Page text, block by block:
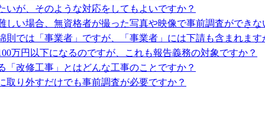
が、そのような対応をしてもよいですか？
い場合、無資格者が撮った写真や映像で事前調査ができ
では「事業者」ですが、「事業者」には下請も含まれます
万円以下になるのですが、これも報告義務の対象ですか？
改修工事」とはどんな工事のことですか？
り外すだけでも事前調査が必要ですか？